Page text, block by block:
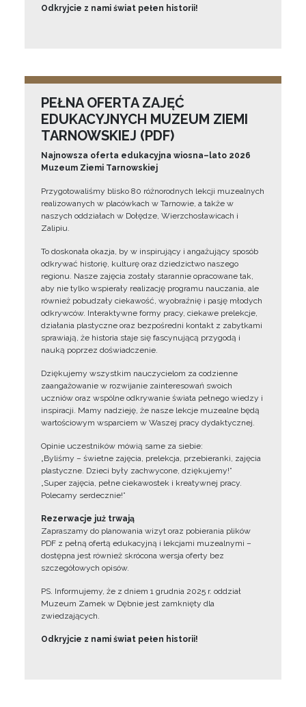
Odkryjcie z nami świat pełen historii!
PEŁNA OFERTA ZAJĘĆ
EDUKACYJNYCH MUZEUM ZIEMI
TARNOWSKIEJ (PDF)
Najnowsza oferta edukacyjna wiosna–lato 2026
Muzeum Ziemi Tarnowskiej
Przygotowaliśmy blisko 80 różnorodnych lekcji muzealnych
realizowanych w placówkach w Tarnowie, a także w
naszych oddziałach w Dołędze, Wierzchosławicach i
Zalipiu.
To doskonała okazja, by w inspirujący i angażujący sposób
odkrywać historię, kulturę oraz dziedzictwo naszego
regionu. Nasze zajęcia zostały starannie opracowane tak,
aby nie tylko wspierały realizację programu nauczania, ale
również pobudzały ciekawość, wyobraźnię i pasję młodych
odkrywców. Interaktywne formy pracy, ciekawe prelekcje,
działania plastyczne oraz bezpośredni kontakt z zabytkami
sprawiają, że historia staje się fascynującą przygodą i
nauką poprzez doświadczenie.
Dziękujemy wszystkim nauczycielom za codzienne
zaangażowanie w rozwijanie zainteresowań swoich
uczniów oraz wspólne odkrywanie świata pełnego wiedzy i
inspiracji. Mamy nadzieję, że nasze lekcje muzealne będą
wartościowym wsparciem w Waszej pracy dydaktycznej.
Opinie uczestników mówią same za siebie:
„Byliśmy – świetne zajęcia, prelekcja, przebieranki, zajęcia
plastyczne. Dzieci były zachwycone, dziękujemy!”
„Super zajęcia, pełne ciekawostek i kreatywnej pracy.
Polecamy serdecznie!”
Rezerwacje już trwają
Zapraszamy do planowania wizyt oraz pobierania plików
PDF z pełną ofertą edukacyjną i lekcjami muzealnymi –
dostępna jest również skrócona wersja oferty bez
szczegółowych opisów.
PS. Informujemy, że z dniem 1 grudnia 2025 r. oddział
Muzeum Zamek w Dębnie jest zamknięty dla
zwiedzających.
Odkryjcie z nami świat pełen historii!